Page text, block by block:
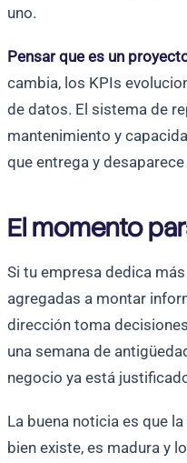
uno.
Pensar que es un
cambia, los KPIs
de datos. El sistema de
mantenimiento y
que entrega y desaparece
El momento
Si tu empresa dedica
agregadas a montar
dirección toma
una semana de
negocio ya está
La buena noticia es que
bien existe, es madura y